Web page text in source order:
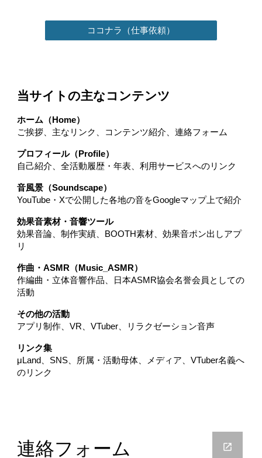
ココナラ（仕事依頼）
当サイトの主なコンテンツ
ホーム（Home）
ご挨拶、主なリンク、コンテンツ紹介、連絡フォーム
プロフィール（Profile）
自己紹介、全活動履歴・年表、利用サービスへのリンク
音風景（Soundscape）
YouTube・Xで公開した各地の音をGoogleマップ上で紹介
効果音素材・音響ツール
効果音論、制作実績、BOOTH素材、効果音ポン出しアプ
リ
作曲・ASMR（Music_ASMR）
作編曲・立体音響作品、日本ASMR協会名誉会員としての
活動
その他の活動
アプリ制作、VR、VTuber、リラクゼーション音声
リンク集
μLand、SNS、所属・活動母体、メディア、VTuber名義へ
のリンク